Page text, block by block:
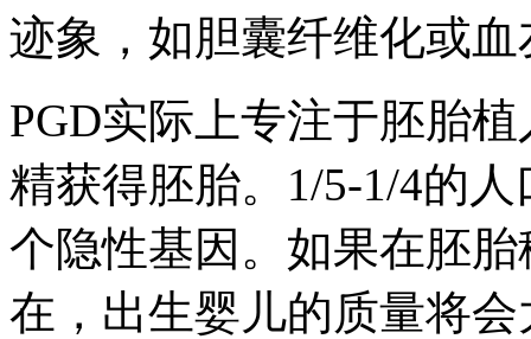
迹象，如胆囊纤维化或血
PGD实际上专注于胚胎
精获得胚胎。1/5-1/4的
个隐性基因。如果在胚
在，出生婴儿的质量将